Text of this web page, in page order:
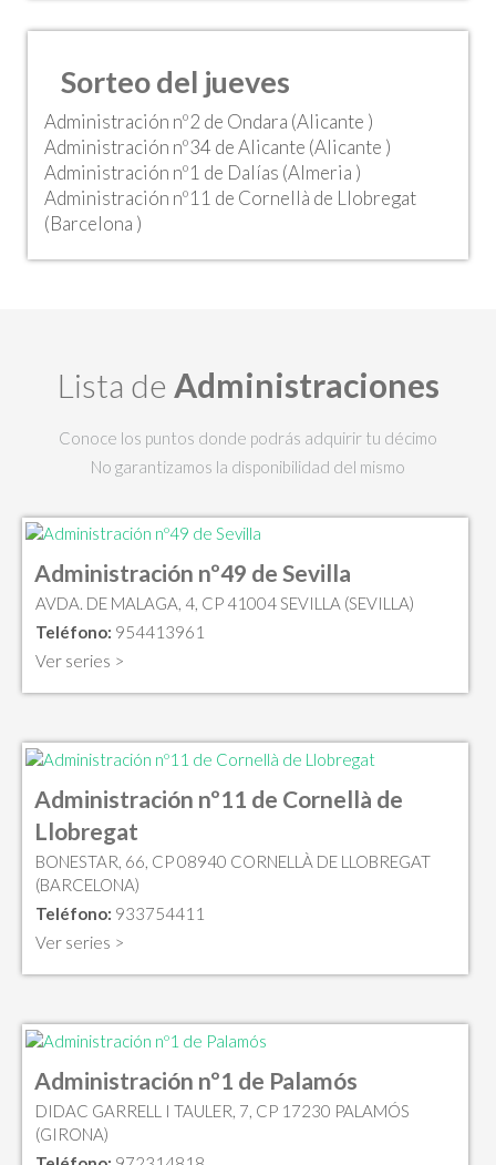
Sorteo del jueves
Administración nº2 de Ondara (Alicante )
Administración nº34 de Alicante (Alicante )
Administración nº1 de Dalías (Almeria )
Administración nº11 de Cornellà de Llobregat
(Barcelona )
Lista de Administraciones
Conoce los puntos donde podrás adquirir tu décimo
No garantizamos la disponibilidad del mismo
Administración nº49 de Sevilla
AVDA. DE MALAGA, 4, CP 41004 SEVILLA (SEVILLA)
Teléfono: 954413961
Ver series >
Administración nº11 de Cornellà de
Llobregat
BONESTAR, 66, CP 08940 CORNELLÀ DE LLOBREGAT
(BARCELONA)
Teléfono: 933754411
Ver series >
Administración nº1 de Palamós
DIDAC GARRELL I TAULER, 7, CP 17230 PALAMÓS
(GIRONA)